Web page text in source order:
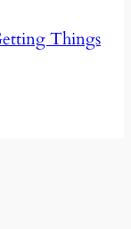
Things